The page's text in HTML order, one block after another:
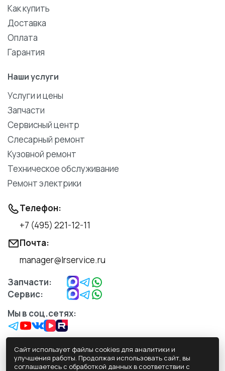
Как купить
Доставка
Оплата
Гарантия
Наши услуги
Услуги и цены
Запчасти
Сервисный центр
Слесарный ремонт
Кузовной ремонт
Техническое обслуживание
Ремонт электрики
Телефон:
+7 (495) 221-12-11
Почта:
manager@lrservice.ru
Запчасти:
Сервис:
Мы в соц.сетях:
Сайт использует файлы cookies для аналитики и
улучшения работы. Продолжая использовать сайт, вы
соглашаетесь с обработкой данных в соответствии с